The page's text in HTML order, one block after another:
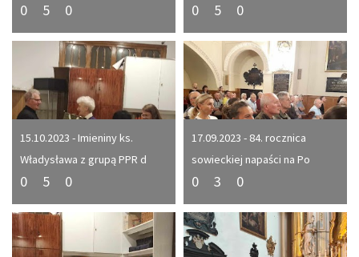
0 5 0 0 5 0
15.10.2023 - Imieniny ks.
Władysława z grupą PPR d
0 5 0
17.09.2023 - 84. rocznica
sowieckiej napaści na Po
0 3 0